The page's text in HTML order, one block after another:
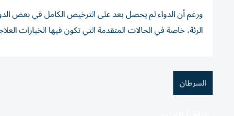
ورغم أن الدواء لم يحصل بعد على الترخيص الكامل في بعض
الرئة، خاصة في الحالات المتقدمة التي تكون فيها الخيارات
السرطان